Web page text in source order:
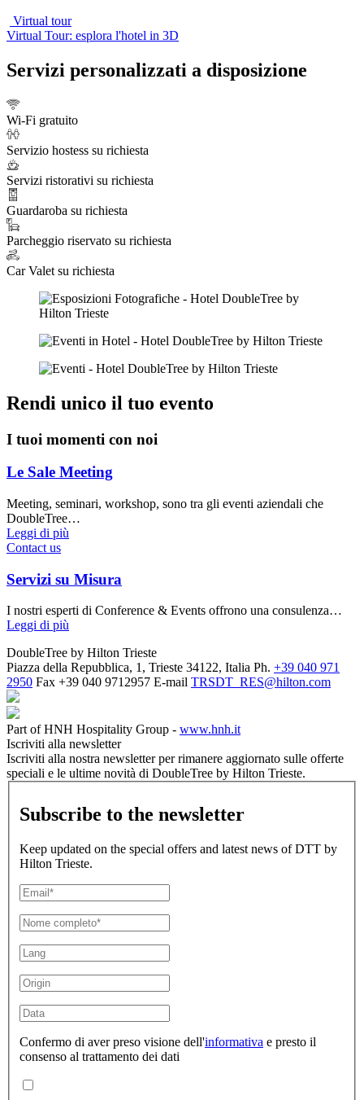
Virtual tour
Virtual Tour: esplora l'hotel in 3D
Servizi personalizzati a disposizione
Wi-Fi gratuito
Servizio hostess su richiesta
Servizi ristorativi su richiesta
Guardaroba su richiesta
Parcheggio riservato su richiesta
Car Valet su richiesta
Rendi unico il tuo evento
I tuoi momenti con noi
Le Sale Meeting
Meeting, seminari, workshop, sono tra gli eventi aziendali che
DoubleTree…
Leggi di più
Contact us
Servizi su Misura
I nostri esperti di Conference & Events offrono una consulenza…
Leggi di più
DoubleTree by Hilton Trieste
Piazza della Repubblica, 1, Trieste 34122, Italia Ph. +39 040 971
2950 Fax +39 040 9712957 E-mail TRSDT_RES@hilton.com
Part of HNH Hospitality Group - www.hnh.it
Iscriviti alla newsletter
Iscriviti alla nostra newsletter per rimanere aggiornato sulle offerte
speciali e le ultime novità di DoubleTree by Hilton Trieste.
Subscribe to the newsletter
Keep updated on the special offers and latest news of DTT by
Hilton Trieste.
Confermo di aver preso visione dell'informativa e presto il
consenso al trattamento dei dati